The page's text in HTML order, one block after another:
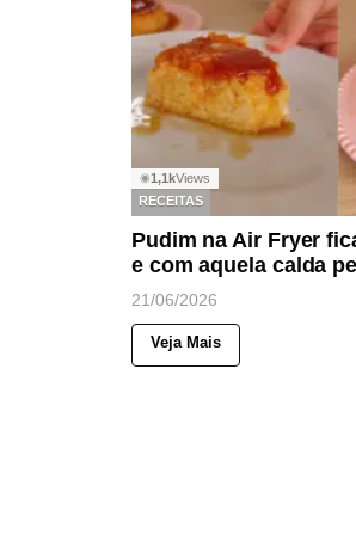
◉1,1kViews
RECEITAS
Pudim na Air Fryer
e com aquela calda
21/06/2026
Veja Mais